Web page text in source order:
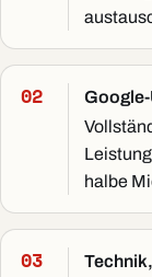
halbe